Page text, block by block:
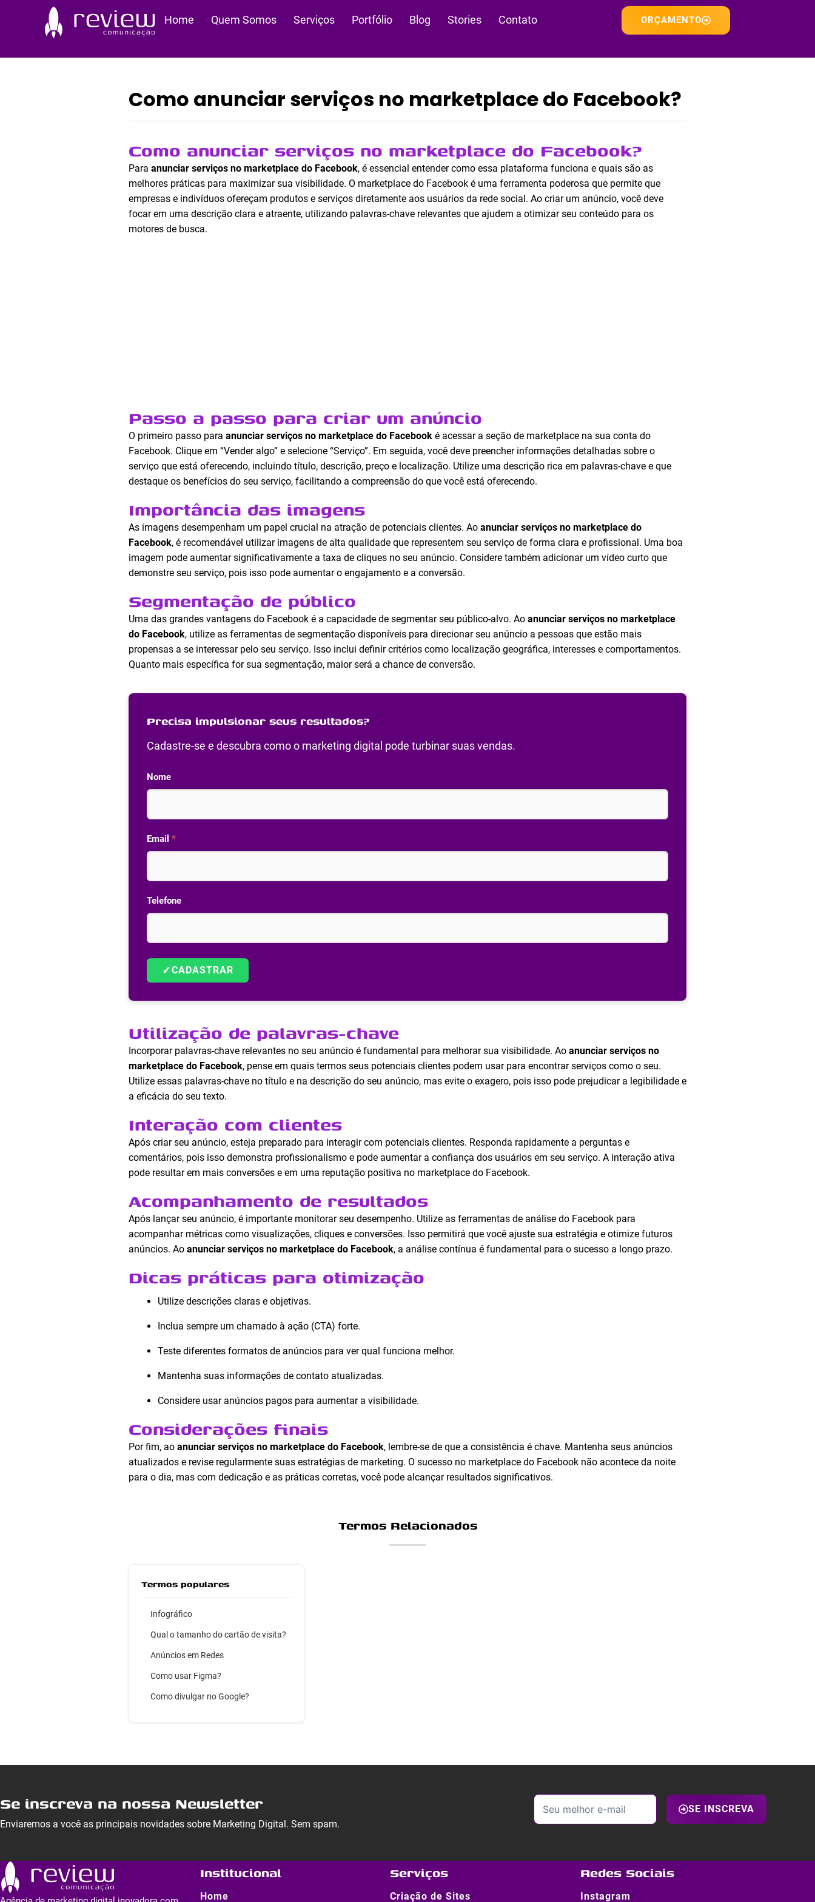
Home Quem Somos Serviços Portfólio Blog Stories Contato ORÇAMENTO
Como anunciar serviços no marketplace do Facebook?
Como anunciar serviços no marketplace do Facebook?
Para anunciar serviços no marketplace do Facebook, é essencial entender como essa plataforma funciona e quais são as
melhores práticas para maximizar sua visibilidade. O marketplace do Facebook é uma ferramenta poderosa que permite que
empresas e indivíduos ofereçam produtos e serviços diretamente aos usuários da rede social. Ao criar um anúncio, você deve
focar em uma descrição clara e atraente, utilizando palavras-chave relevantes que ajudem a otimizar seu conteúdo para os
motores de busca.
Passo a passo para criar um anúncio
O primeiro passo para anunciar serviços no marketplace do Facebook é acessar a seção de marketplace na sua conta do
Facebook. Clique em “Vender algo” e selecione “Serviço”. Em seguida, você deve preencher informações detalhadas sobre o
serviço que está oferecendo, incluindo título, descrição, preço e localização. Utilize uma descrição rica em palavras-chave e que
destaque os benefícios do seu serviço, facilitando a compreensão do que você está oferecendo.
Importância das imagens
As imagens desempenham um papel crucial na atração de potenciais clientes. Ao anunciar serviços no marketplace do
Facebook, é recomendável utilizar imagens de alta qualidade que representem seu serviço de forma clara e profissional. Uma boa
imagem pode aumentar significativamente a taxa de cliques no seu anúncio. Considere também adicionar um vídeo curto que
demonstre seu serviço, pois isso pode aumentar o engajamento e a conversão.
Segmentação de público
Uma das grandes vantagens do Facebook é a capacidade de segmentar seu público-alvo. Ao anunciar serviços no marketplace
do Facebook, utilize as ferramentas de segmentação disponíveis para direcionar seu anúncio a pessoas que estão mais
propensas a se interessar pelo seu serviço. Isso inclui definir critérios como localização geográfica, interesses e comportamentos.
Quanto mais específica for sua segmentação, maior será a chance de conversão.
Precisa impulsionar seus resultados?
Cadastre-se e descubra como o marketing digital pode turbinar suas vendas.
Nome
Email *
Telefone
✓CADASTRAR
Utilização de palavras-chave
Incorporar palavras-chave relevantes no seu anúncio é fundamental para melhorar sua visibilidade. Ao anunciar serviços no
marketplace do Facebook, pense em quais termos seus potenciais clientes podem usar para encontrar serviços como o seu.
Utilize essas palavras-chave no título e na descrição do seu anúncio, mas evite o exagero, pois isso pode prejudicar a legibilidade e
a eficácia do seu texto.
Interação com clientes
Após criar seu anúncio, esteja preparado para interagir com potenciais clientes. Responda rapidamente a perguntas e
comentários, pois isso demonstra profissionalismo e pode aumentar a confiança dos usuários em seu serviço. A interação ativa
pode resultar em mais conversões e em uma reputação positiva no marketplace do Facebook.
Acompanhamento de resultados
Após lançar seu anúncio, é importante monitorar seu desempenho. Utilize as ferramentas de análise do Facebook para
acompanhar métricas como visualizações, cliques e conversões. Isso permitirá que você ajuste sua estratégia e otimize futuros
anúncios. Ao anunciar serviços no marketplace do Facebook, a análise contínua é fundamental para o sucesso a longo prazo.
Dicas práticas para otimização
Utilize descrições claras e objetivas.
Inclua sempre um chamado à ação (CTA) forte.
Teste diferentes formatos de anúncios para ver qual funciona melhor.
Mantenha suas informações de contato atualizadas.
Considere usar anúncios pagos para aumentar a visibilidade.
Considerações finais
Por fim, ao anunciar serviços no marketplace do Facebook, lembre-se de que a consistência é chave. Mantenha seus anúncios
atualizados e revise regularmente suas estratégias de marketing. O sucesso no marketplace do Facebook não acontece da noite
para o dia, mas com dedicação e as práticas corretas, você pode alcançar resultados significativos.
Termos Relacionados
Termos populares
Infográfico
Qual o tamanho do cartão de visita?
Anúncios em Redes
Como usar Figma?
Como divulgar no Google?
Se inscreva na nossa Newsletter
Enviaremos a você as principais novidades sobre Marketing Digital. Sem spam.
SE INSCREVA
Institucional
Home
Serviços
Criação de Sites
Redes Sociais
Instagram